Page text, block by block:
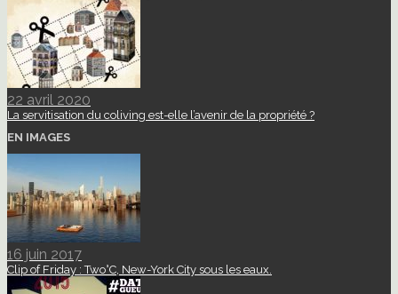
22 avril 2020
La servitisation du coliving est-elle l’avenir de la propriété ?
EN IMAGES
16 juin 2017
Clip of Friday : Two°C, New-York City sous les eaux.